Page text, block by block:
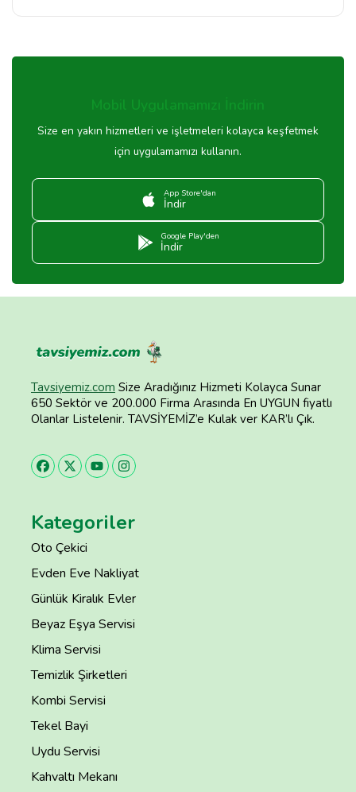
Mobil Uygulamamızı İndirin
Size en yakın hizmetleri ve işletmeleri kolayca keşfetmek
için uygulamamızı kullanın.
App Store'dan
İndir
Google Play'den
İndir
Tavsiyemiz.com Size Aradığınız Hizmeti Kolayca Sunar
650 Sektör ve 200.000 Firma Arasında En UYGUN fiyatlı
Olanlar Listelenir. TAVSİYEMİZ’e Kulak ver KAR’lı Çık.
Kategoriler
Oto Çekici
Evden Eve Nakliyat
Günlük Kiralık Evler
Beyaz Eşya Servisi
Klima Servisi
Temizlik Şirketleri
Kombi Servisi
Tekel Bayi
Uydu Servisi
Kahvaltı Mekanı